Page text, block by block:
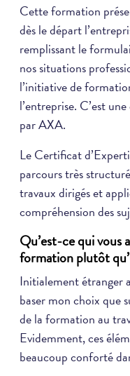
Cette formation
dès le départ
remplissant le
nos situations
l’initiative de
l’entreprise. C’est
par AXA.
Le Certificat
parcours très
travaux dirigés et
compréhension des
Qu’est-ce qui vous
formation plutôt
Initialement étranger
baser mon choix que
de la formation au
Evidemment, ces
beaucoup conforté